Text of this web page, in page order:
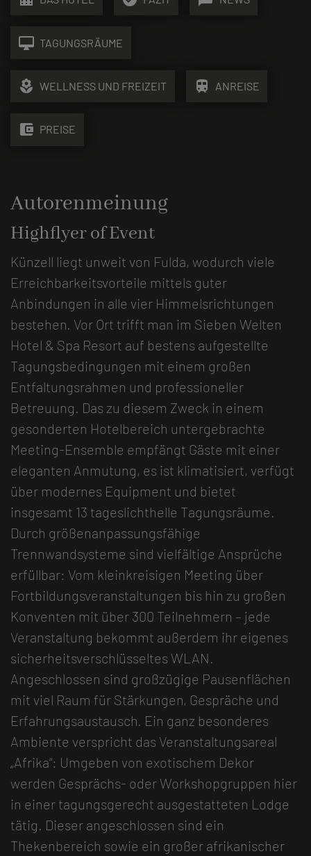
desktop_mac TAGUNGSRÄUME
local_florist WELLNESS UND FREIZEIT train ANREISE
account_balance_wallet PREISE
Autorenmeinung
Highflyer of Event
Künzell liegt unweit von Fulda, wodurch viele
Erreichbarkeitsvorteile mittels guter
Anbindungen in alle vier Himmelsrichtungen
bestehen. Vor Ort trifft man im Sieben Welten
Hotel & Spa Resort auf bestens aufgestellte
Tagungsbedingungen mit einem großen
Entfaltungsrahmen und professioneller
Betreuung. Das zu diesem Zweck in einem
gesonderten Hotelbereich untergebrachte
Meeting-Ensemble empfängt Gäste mit einer
eleganten Anmutung, es ist klimatisiert, verfügt
über modernes Equipment und bietet
insgesamt 13 tageslichthelle Tagungsräume.
Durch größenanpassungsfähige
Trennwandsysteme sind vielfältige Ansprüche
erfüllbar: Vom kleinkreisigen Meeting über
Fortbildungsveranstaltungen bis hin zu großen
Konventen mit über 300 Teilnehmern – jede
Veranstaltung bekommt außerdem ihr eigenes
sicherheitsverschlüsseltes WLAN.
Angeschlossen sind großzügige Pausenflächen
mit viel Raum für Stärkungen, Gespräche und
Erfahrungsaustausch. Ein ganz besonderes
Ambiente verspricht das Veranstaltungsareal
„Afrika“: Umgeben von exotischem Dekor
werden Gesprächs- oder Workshopgruppen hier
in einer tagungsgerecht ausgestatteten Lodge
tätig. Dieser angeschlossen sind ein
Thekenbereich sowie ein großer afrikanischer